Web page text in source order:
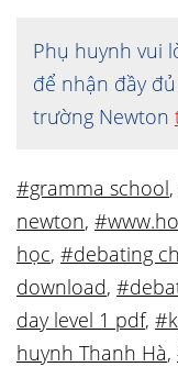
Phụ huynh vui
để nhận đầy
trường Newton
#gramma school,
newton,
học, #debating
download,
day level 1 pdf,
huynh Thanh Hà,